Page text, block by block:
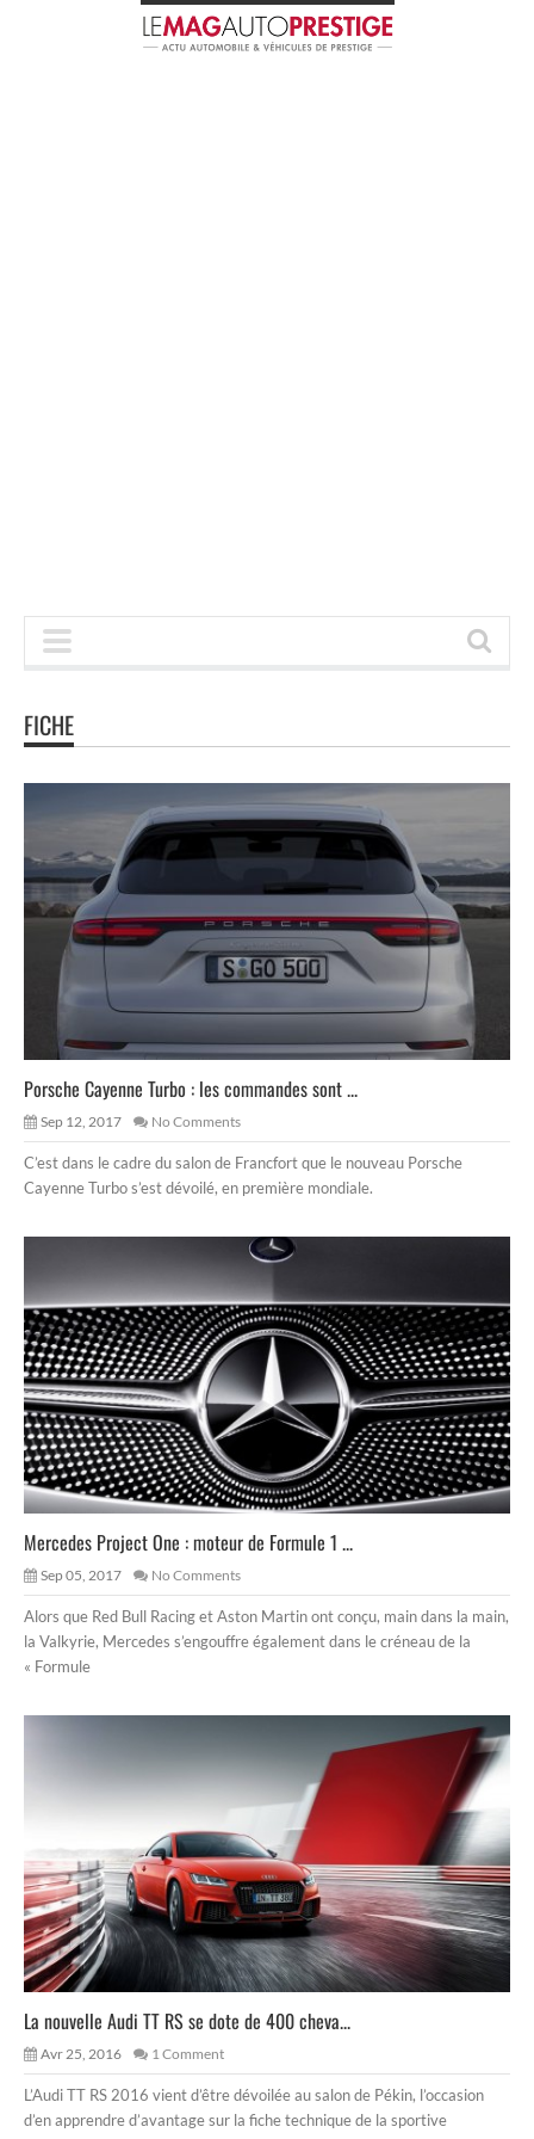
FICHE
Porsche Cayenne Turbo : les commandes sont ...
Sep 12, 2017 No Comments
C’est dans le cadre du salon de Francfort que le nouveau Porsche
Cayenne Turbo s’est dévoilé, en première mondiale.
Mercedes Project One : moteur de Formule 1 ...
Sep 05, 2017 No Comments
Alors que Red Bull Racing et Aston Martin ont conçu, main dans la main,
la Valkyrie, Mercedes s’engouffre également dans le créneau de la
« Formule
La nouvelle Audi TT RS se dote de 400 cheva...
Avr 25, 2016 1 Comment
L’Audi TT RS 2016 vient d’être dévoilée au salon de Pékin, l’occasion
d’en apprendre d’avantage sur la fiche technique de la sportive